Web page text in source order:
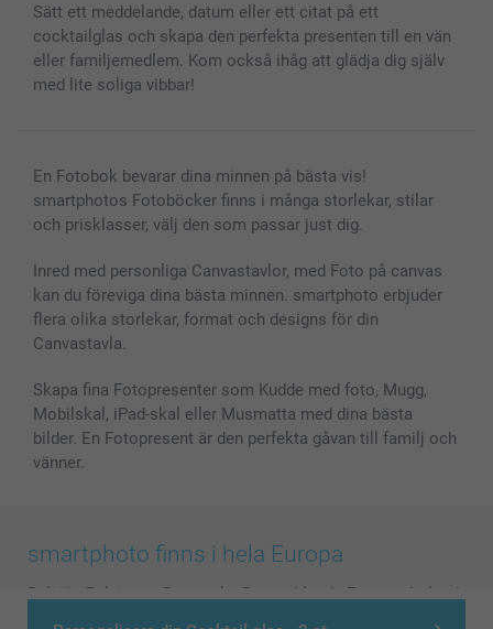
Fotoalmanackor & Fotoagenda
Fotoramar & Tillbehör
Presentkort
Investor Relations
Status på beställningar
Sätt ett meddelande, datum eller ett citat på ett
cocktailglas och skapa den perfekta presenten till en vän
eller familjemedlem. Kom också ihåg att glädja dig själv
med lite soliga vibbar!
En Fotobok bevarar dina minnen på bästa vis!
smartphotos Fotoböcker finns i många storlekar, stilar
och prisklasser, välj den som passar just dig.
Inred med personliga Canvastavlor, med Foto på canvas
kan du föreviga dina bästa minnen. smartphoto erbjuder
flera olika storlekar, format och designs för din
Canvastavla.
Skapa fina Fotopresenter som Kudde med foto, Mugg,
Mobilskal, iPad-skal eller Musmatta med dina bästa
bilder. En Fotopresent är den perfekta gåvan till familj och
vänner.
smartphoto finns i hela Europa
België Belgique Danmark Deutschland France
Ireland
Nederland - Norge Österreich Schweiz